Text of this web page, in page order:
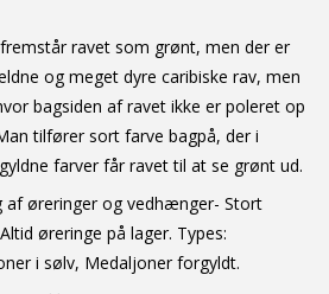
ravet som grønt, men der er
og meget dyre caribiske rav, men
bagsiden af ravet ikke er poleret op
tilfører sort farve bagpå, der i
farver får ravet til at se grønt ud.
af øreringer og vedhænger- Stort
øreringe på lager. Types:
i sølv, Medaljoner forgyldt.